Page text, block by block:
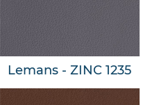
Lemans - ZINC 1235